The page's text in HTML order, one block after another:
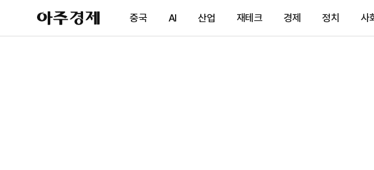
아
주
제
중국 AI 산업 재테크 경제 정치 사